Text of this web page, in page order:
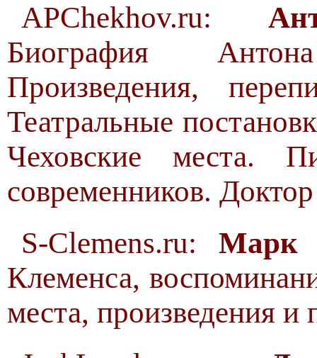
APChekhov.ru:
Биография
Произведения,
Театральные
Чеховские места.
современников.
S-Clemens.ru: Марк
Клеменса,
места, произведения и